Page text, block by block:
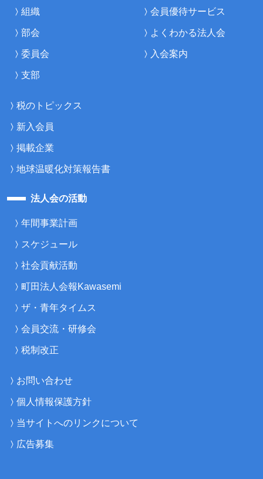
組織
部会
委員会
支部
会員優待サービス
よくわかる法人会
入会案内
税のトピックス
新入会員
掲載企業
地球温暖化対策報告書
法人会の活動
年間事業計画
スケジュール
社会貢献活動
町田法人会報Kawasemi
ザ・青年タイムス
会員交流・研修会
税制改正
お問い合わせ
個人情報保護方針
当サイトへのリンクについて
広告募集